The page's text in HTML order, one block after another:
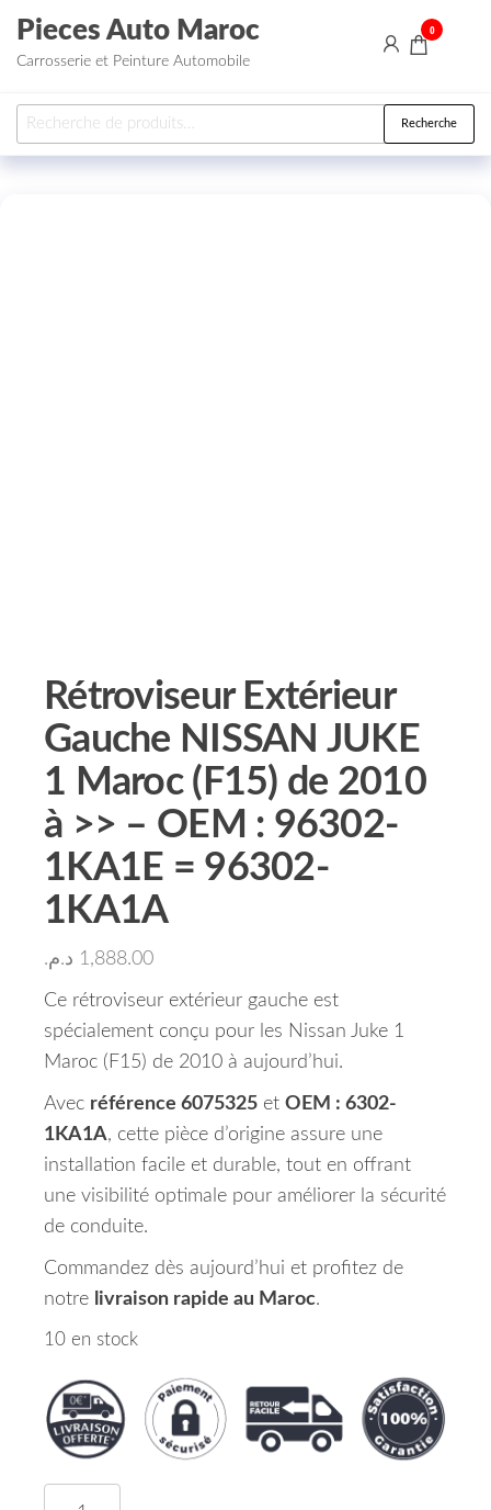
Aller au contenu
Pieces Auto Maroc
Carrosserie et Peinture Automobile
0
Recherche pour : Recherche
Rétroviseur Extérieur
Gauche NISSAN JUKE
1 Maroc (F15) de 2010
à >> – OEM : 96302-
1KA1E = 96302-
1KA1A
1,888.00 د.م.
Ce rétroviseur extérieur gauche est
spécialement conçu pour les Nissan Juke 1
Maroc (F15) de 2010 à aujourd’hui.
Avec référence 6075325 et OEM : 6302-
1KA1A, cette pièce d’origine assure une
installation facile et durable, tout en offrant
une visibilité optimale pour améliorer la sécurité
de conduite.
Commandez dès aujourd’hui et profitez de
notre livraison rapide au Maroc.
10 en stock